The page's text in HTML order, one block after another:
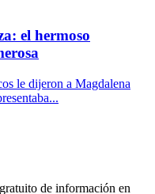
el hermoso
le dijeron a Magdalena
de información en